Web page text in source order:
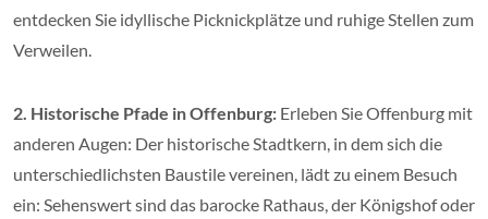
entdecken Sie idyllische Picknickplätze und ruhige Stellen zum
Verweilen.
2. Historische Pfade in Offenburg: Erleben Sie Offenburg mit
anderen Augen: Der historische Stadtkern, in dem sich die
unterschiedlichsten Baustile vereinen, lädt zu einem Besuch
ein: Sehenswert sind das barocke Rathaus, der Königshof oder